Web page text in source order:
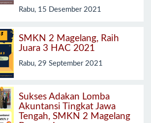
Rabu, 15 Desember 2021
SMKN 2 Magelang, Raih
Juara 3 HAC 2021
Rabu, 29 September 2021
Sukses Adakan Lomba
Akuntansi Tingkat Jawa
Tengah, SMKN 2 Magelang